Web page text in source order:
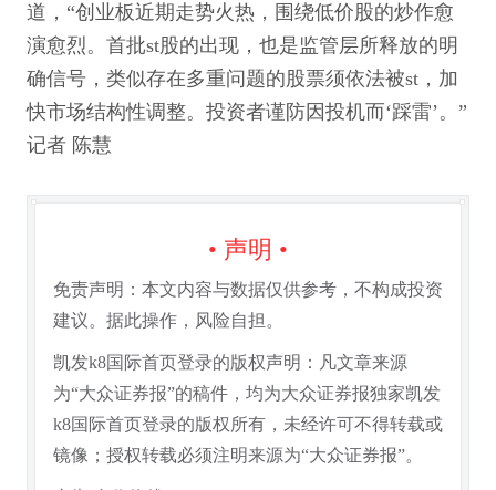
道，“创业板近期走势火热，围绕低价股的炒作愈
演愈烈。首批st股的出现，也是监管层所释放的明
确信号，类似存在多重问题的股票须依法被st，加
快市场结构性调整。投资者谨防因投机而‘踩雷’。”
记者 陈慧
• 声明 •
免责声明：本文内容与数据仅供参考，不构成投资
建议。据此操作，风险自担。
凯发k8国际首页登录的版权声明：凡文章来源
为“大众证券报”的稿件，均为大众证券报独家凯发
k8国际首页登录的版权所有，未经许可不得转载或
镜像；授权转载必须注明来源为“大众证券报”。